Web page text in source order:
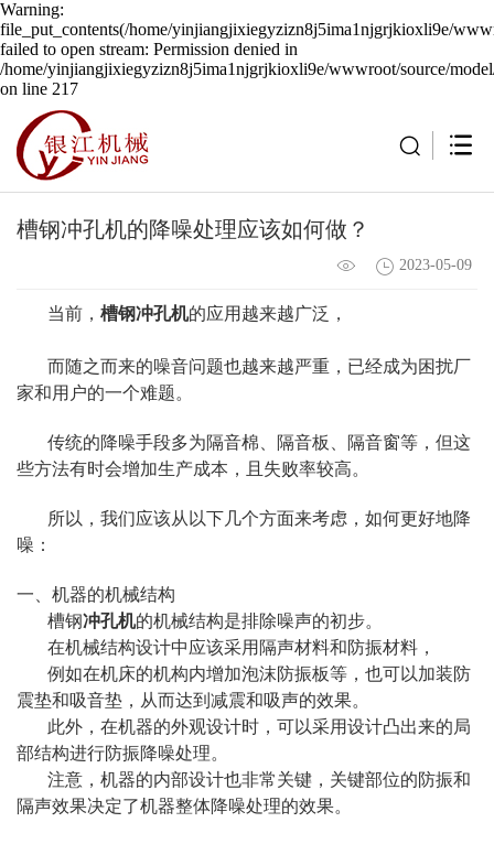
Warning:
file_put_contents(/home/yinjiangjixiegyzizn8j5ima1njgrjkioxli9e/
failed to open stream: Permission denied in
/home/yinjiangjixiegyzizn8j5ima1njgrjkioxli9e/wwwroot/source/
on line 217
槽钢冲孔机的降噪处理应该如何做？
2023-05-09
当前， 槽钢冲孔机的应用越来越广泛，
而随之而来的噪音问题也越来越严重，已经成为困扰厂
家和用户的一个难题。
传统的降噪手段多为隔音棉、隔音板、隔音窗等，但这
些方法有时会增加生产成本，且失败率较高。
所以，我们应该从以下几个方面来考虑，如何更好地降
噪：
一、机器的机械结构
槽钢冲孔机的机械结构是排除噪声的初步。
在机械结构设计中应该采用隔声材料和防振材料，
例如在机床的机构内增加泡沫防振板等，也可以加装防
震垫和吸音垫，从而达到减震和吸声的效果。
此外，在机器的外观设计时，可以采用设计凸出来的局
部结构进行防振降噪处理。
注意，机器的内部设计也非常关键，关键部位的防振和
隔声效果决定了机器整体降噪处理的效果。